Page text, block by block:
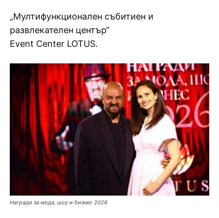
„Мултифункционален събитиен и
развлекателен център“
Event Center LOTUS.
Награди за мода, шоу и бизнес 2026